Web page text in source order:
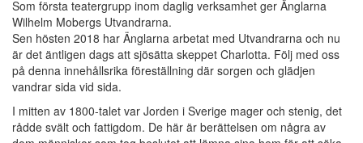
Som första teatergrupp inom daglig verksamhet ger Änglarna
Wilhelm Mobergs Utvandrarna.
Sen hösten 2018 har Änglarna arbetat med Utvandrarna och nu
är det äntligen dags att sjösätta skeppet Charlotta. Följ med oss
på denna innehållsrika föreställning där sorgen och glädjen
vandrar sida vid sida.
I mitten av 1800-talet var Jorden i Sverige mager och stenig, det
rådde svält och fattigdom. De här är berättelsen om några av